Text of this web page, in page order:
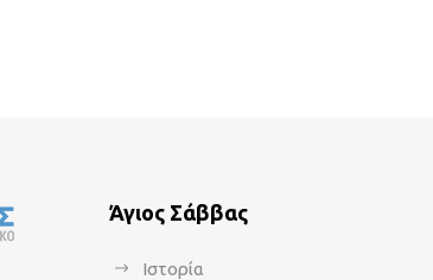
Άγιος Σάββας
Ιστορία